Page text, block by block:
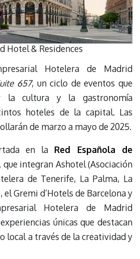
Hotel & Residences
Hotelera de Madrid
657, un ciclo de eventos que
la cultura y la gastronomía
hoteles de la capital. Las
de marzo a mayo de 2025.
en la Red Española de
que integran Ashotel (Asociación
de Tenerife, La Palma, La
el Gremi d’Hotels de Barcelona y
Hotelera de Madrid
únicas que destacan
local a través de la creatividad y